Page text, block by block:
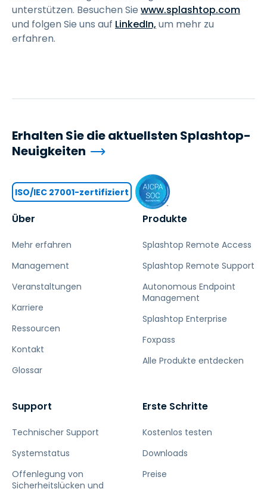
unterstützen. Besuchen Sie www.splashtop.com
und folgen Sie uns auf LinkedIn, um mehr zu
erfahren.
Über
Mehr erfahren
Management
Veranstaltungen
Karriere
Ressourcen
Kontakt
Glossar
Produkte
Splashtop Remote Access
Splashtop Remote Support
Autonomous Endpoint
Management
Splashtop Enterprise
Foxpass
Alle Produkte entdecken
Support
Technischer Support
Systemstatus
Offenlegung von
Sicherheitslücken und
Erste Schritte
Kostenlos testen
Downloads
Preise
Erhalten Sie die aktuellsten Splashtop-
Neuigkeiten
ISO/IEC 27001-zertifiziert